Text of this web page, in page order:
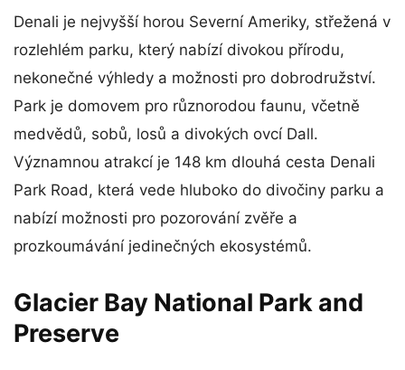
Denali je nejvyšší horou Severní Ameriky, střežená v
rozlehlém parku, který nabízí divokou přírodu,
nekonečné výhledy a možnosti pro dobrodružství.
Park je domovem pro různorodou faunu, včetně
medvědů, sobů, losů a divokých ovcí Dall.
Významnou atrakcí je 148 km dlouhá cesta Denali
Park Road, která vede hluboko do divočiny parku a
nabízí možnosti pro pozorování zvěře a
prozkoumávání jedinečných ekosystémů.
Glacier Bay National Park and
Preserve